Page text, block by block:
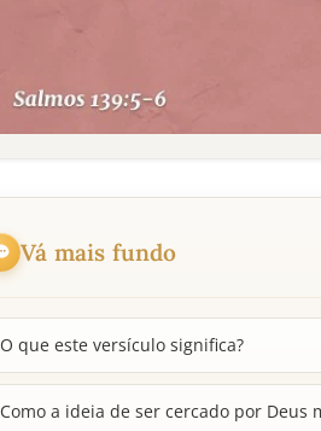
Vá mais fundo
O que este versículo significa?
Como a ideia de ser cercado por Deus